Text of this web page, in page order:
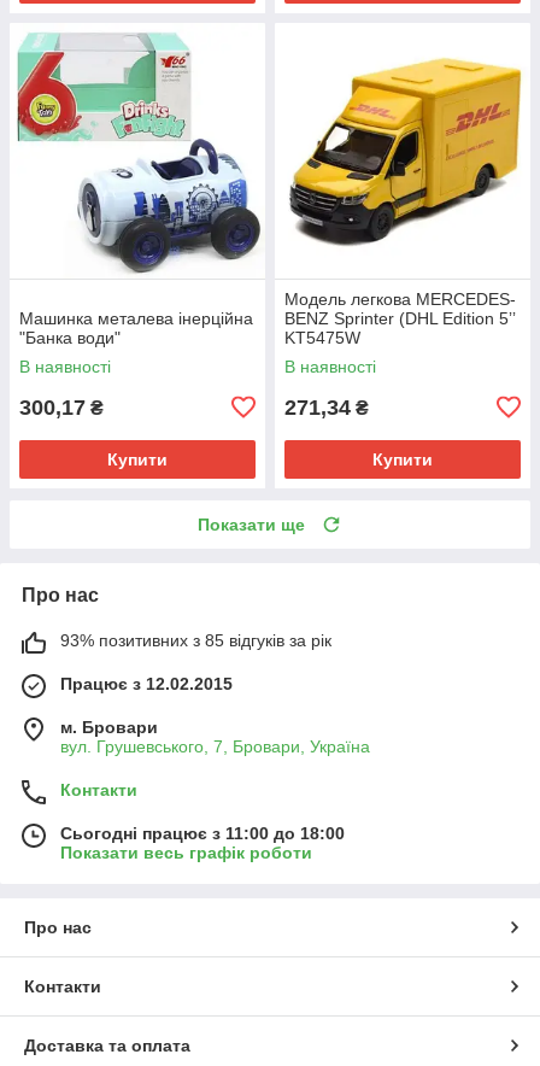
Машинка металева інерційна
"Банка води"
В наявності
300,17 ₴
Купити
Модель легкова MERCEDES-
BENZ Sprinter (DHL Edition 5ʼʼ
KT5475W
метал.інерц.відкр.дв.кор)
В наявності
271,34 ₴
Купити
Показати ще
Про нас
93% позитивних з 85 відгуків за рік
Працює з 12.02.2015
м. Бровари
вул. Грушевського, 7, Бровари, Україна
Контакти
Сьогодні працює з 11:00 до 18:00
Показати весь графік роботи
Про нас
Контакти
Доставка та оплата